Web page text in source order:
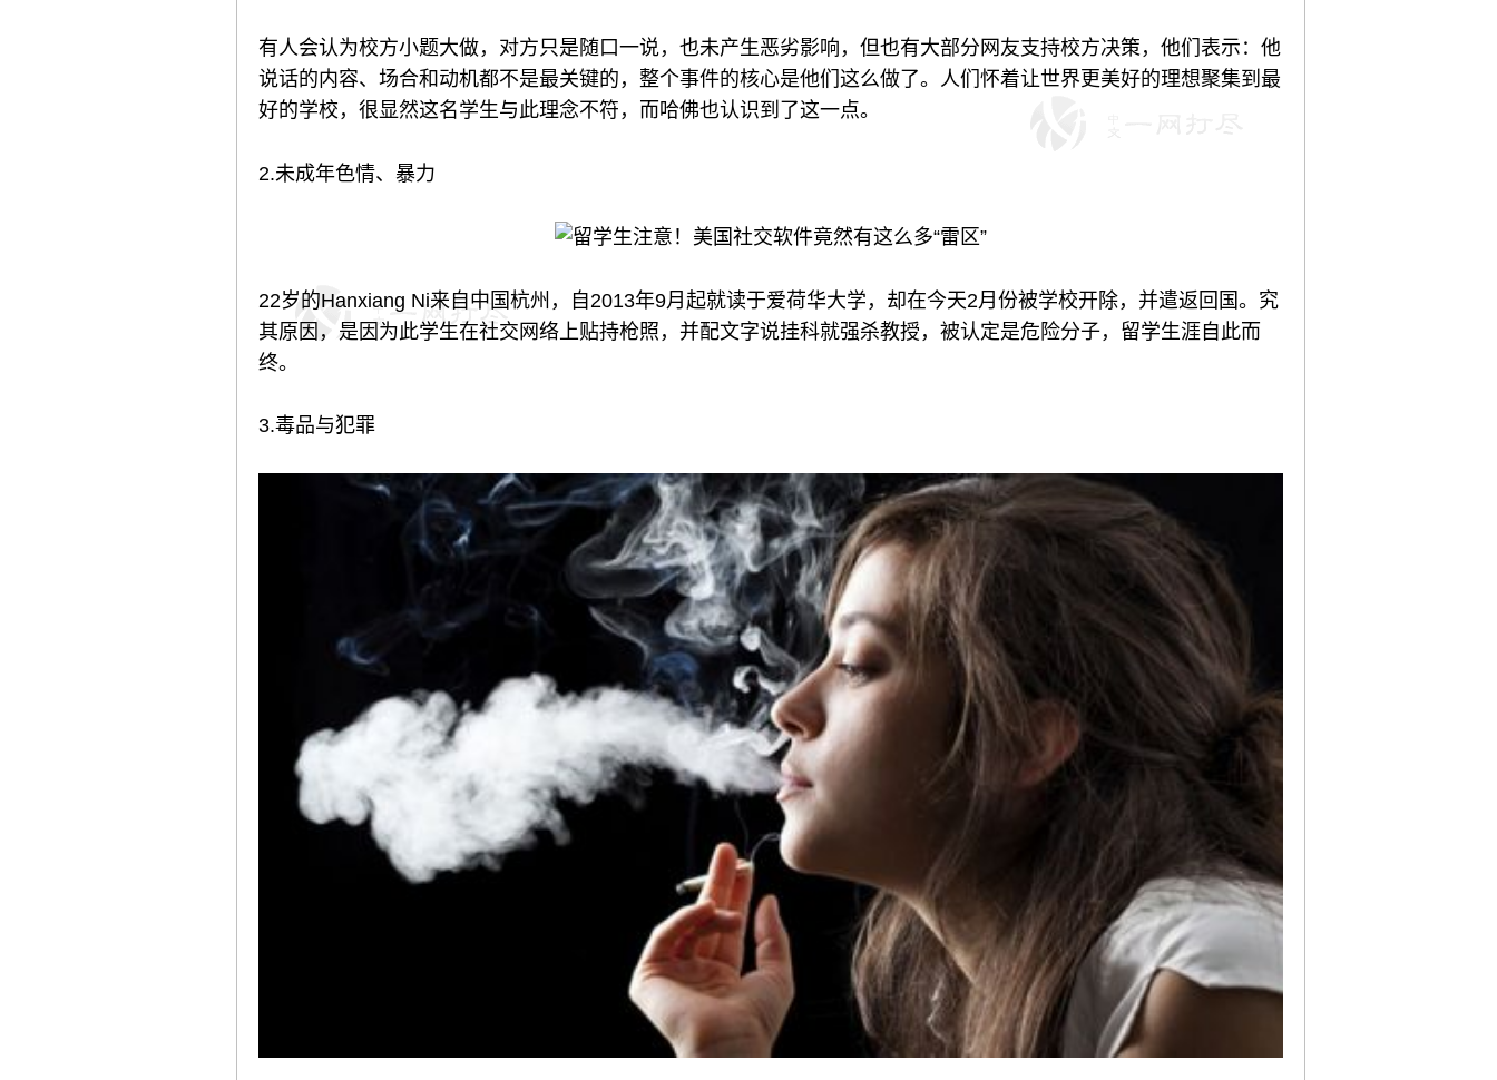
有人会认为校方小题大做，对方只是随口一说，也未产生恶劣影响，但也有大部分网友支持校方决策，他们表示：他
说话的内容、场合和动机都不是最关键的，整个事件的核心是他们这么做了。人们怀着让世界更美好的理想聚集到最
好的学校，很显然这名学生与此理念不符，而哈佛也认识到了这一点。
2.未成年色情、暴力
22岁的Hanxiang Ni来自中国杭州，自2013年9月起就读于爱荷华大学，却在今天2月份被学校开除，并遣返回国。究
其原因，是因为此学生在社交网络上贴持枪照，并配文字说挂科就强杀教授，被认定是危险分子，留学生涯自此而
终。
3.毒品与犯罪